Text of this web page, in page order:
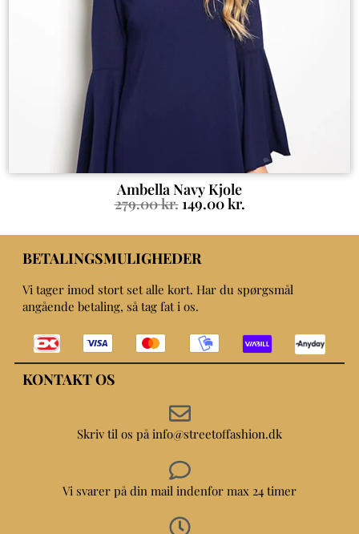
Ambella Navy Kjole
279.00kr.149.00kr.
BETALINGSMULIGHEDER
Vi tager imod stort set alle kort. Har du spørgsmål
angående betaling, så tag fat i os.
KONTAKT OS
Skriv til os på info@streetoffashion.dk
Vi svarer på din mail indenfor max 24 timer